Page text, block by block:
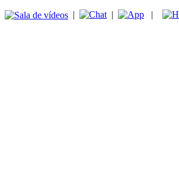
| | |